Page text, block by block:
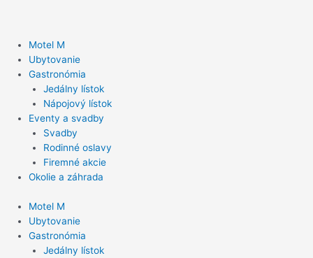
Motel M
Ubytovanie
Gastronómia
Jedálny lístok
Nápojový lístok
Eventy a svadby
Svadby
Rodinné oslavy
Firemné akcie
Okolie a záhrada
Motel M
Ubytovanie
Gastronómia
Jedálny lístok